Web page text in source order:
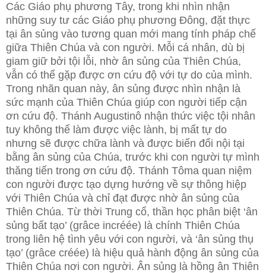
Các Giáo phụ phương Tây, trong khi nhìn nhận
những suy tư các Giáo phụ phương Đông, đặt thực
tại ân sủng vào tương quan mới mang tính pháp chế
giữa Thiên Chúa và con người. Mỗi cá nhân, dù bị
giam giữ bởi tội lỗi, nhờ ân sủng của Thiên Chúa,
vẫn có thể gặp được ơn cứu độ với tự do của mình.
Trong nhãn quan này, ân sủng được nhìn nhận là
sức mạnh của Thiên Chúa giúp con người tiếp cận
ơn cứu độ. Thánh Augustinô nhận thức việc tội nhân
tuy không thể làm được việc lành, bị mất tự do
nhưng sẽ được chữa lành và được biến đổi nội tại
bằng ân sủng của Chúa, trước khi con người tự mình
thăng tiến trong ơn cứu độ. Thánh Tôma quan niệm
con người được tạo dựng hướng về sự thông hiệp
với Thiên Chúa và chỉ đạt được nhờ ân sủng của
Thiên Chúa. Từ thời Trung cổ, thần học phân biệt ‘ân
sủng bất tạo’ (grâce incréée) là chính Thiên Chúa
trong liên hệ tình yêu với con người, và ‘ân sủng thụ
tạo’ (grâce créée) là hiệu quả hành động ân sủng của
Thiên Chúa nơi con người. Ân sủng là hồng ân Thiên